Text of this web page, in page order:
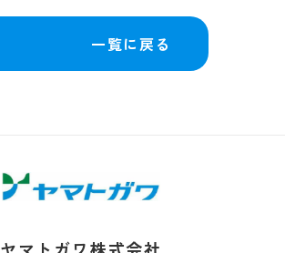
一覧に戻る
ヤマトガワ株式会社